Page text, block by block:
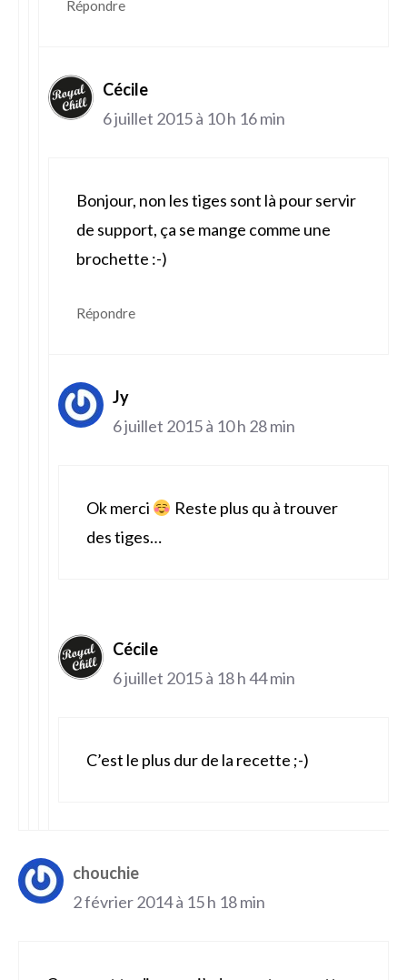
Répondre
Cécile
6 juillet 2015 à 10 h 16 min
Bonjour, non les tiges sont là pour servir
de support, ça se mange comme une
brochette :-)
Répondre
Jy
6 juillet 2015 à 10 h 28 min
Ok merci
Reste plus qu à trouver
des tiges…
Cécile
6 juillet 2015 à 18 h 44 min
C’est le plus dur de la recette ;-)
chouchie
2 février 2014 à 15 h 18 min